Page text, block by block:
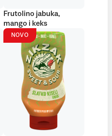
Frutolino jabuka,
mango i keks
NOVO